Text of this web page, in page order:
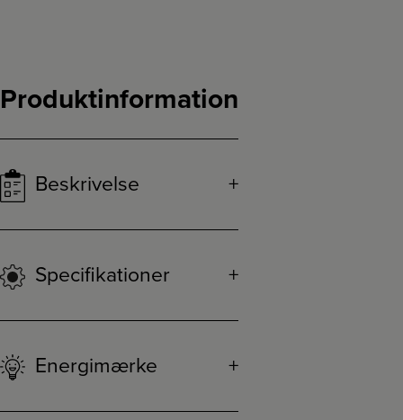
Produktinformation
Beskrivelse
Specifikationer
Energimærke